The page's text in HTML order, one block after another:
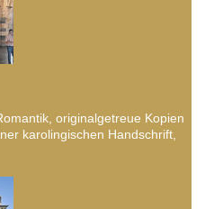
originalgetreue Kopien
karolingischen Handschrift,